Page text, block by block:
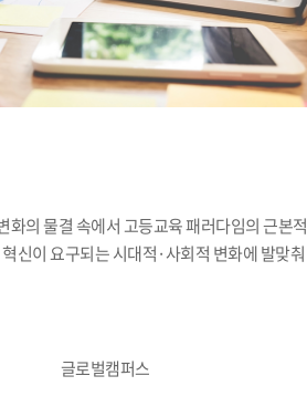
화의 물결 속에서 고등교육 패러다임의 근본적
신이 요구되는 시대적·사회적 변화에 발맞춰
글로벌캠퍼스